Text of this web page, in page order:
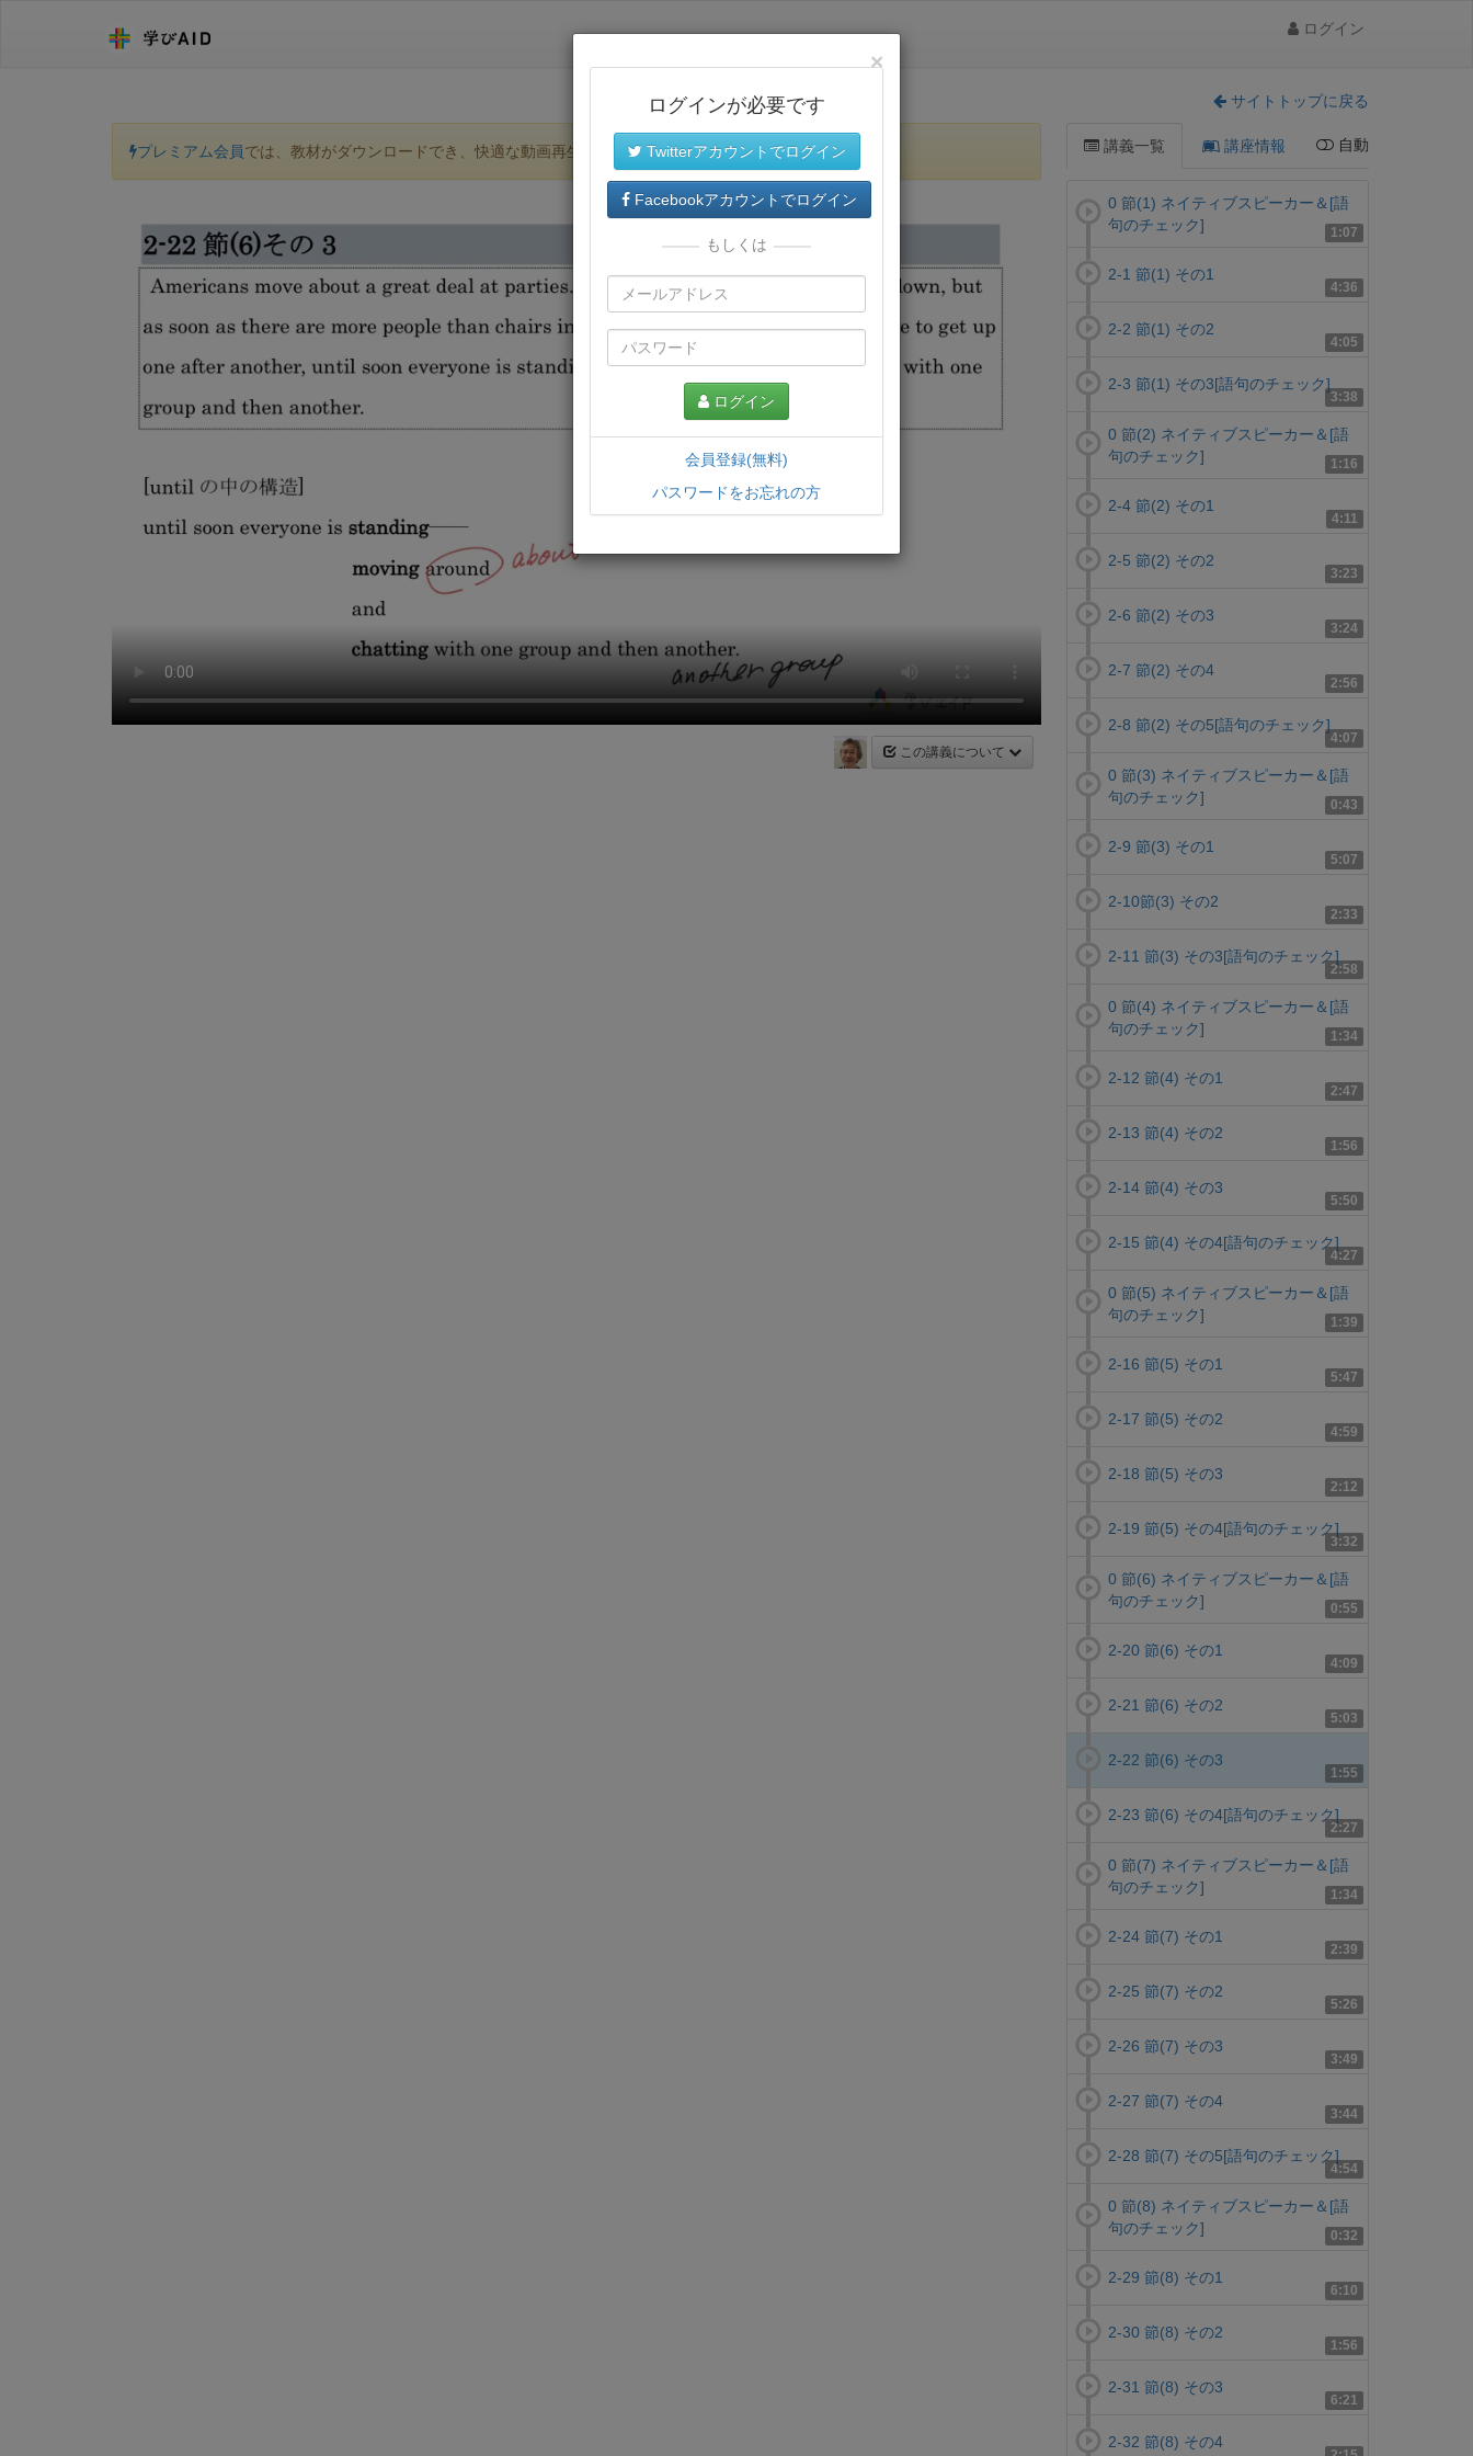
ログイン
サイトトップに戻る
プレミアム会員では、教材がダウンロードでき、快適な動画再生環境が提供されます。
この講義について
講義一覧 講座情報 自動
1:07
0 節(1) ネイティブスピーカー＆[語
句のチェック]
4:36
2-1 節(1) その1
4:05
2-2 節(1) その2
3:38
2-3 節(1) その3[語句のチェック]
1:16
0 節(2) ネイティブスピーカー＆[語
句のチェック]
4:11
2-4 節(2) その1
3:23
2-5 節(2) その2
3:24
2-6 節(2) その3
2:56
2-7 節(2) その4
4:07
2-8 節(2) その5[語句のチェック]
0:43
0 節(3) ネイティブスピーカー＆[語
句のチェック]
5:07
2-9 節(3) その1
2:33
2-10節(3) その2
2:58
2-11 節(3) その3[語句のチェック]
1:34
0 節(4) ネイティブスピーカー＆[語
句のチェック]
2:47
2-12 節(4) その1
1:56
2-13 節(4) その2
5:50
2-14 節(4) その3
4:27
2-15 節(4) その4[語句のチェック]
1:39
0 節(5) ネイティブスピーカー＆[語
句のチェック]
5:47
2-16 節(5) その1
4:59
2-17 節(5) その2
2:12
2-18 節(5) その3
3:32
2-19 節(5) その4[語句のチェック]
0:55
0 節(6) ネイティブスピーカー＆[語
句のチェック]
4:09
2-20 節(6) その1
5:03
2-21 節(6) その2
1:55
2-22 節(6) その3
2:27
2-23 節(6) その4[語句のチェック]
1:34
0 節(7) ネイティブスピーカー＆[語
句のチェック]
2:39
2-24 節(7) その1
5:26
2-25 節(7) その2
3:49
2-26 節(7) その3
3:44
2-27 節(7) その4
4:54
2-28 節(7) その5[語句のチェック]
0:32
0 節(8) ネイティブスピーカー＆[語
句のチェック]
6:10
2-29 節(8) その1
1:56
2-30 節(8) その2
6:21
2-31 節(8) その3
2-32 節(8) その4
×
ログインが必要です
Twitterアカウントでログイン
Facebookアカウントでログイン
もしくは
ログイン
会員登録(無料)
パスワードをお忘れの方